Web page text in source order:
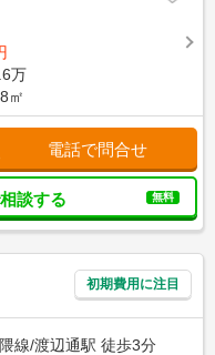
万
㎡
電話で問合せ
談する 無料
初期費用に注目
線/渡辺通駅 徒歩3分